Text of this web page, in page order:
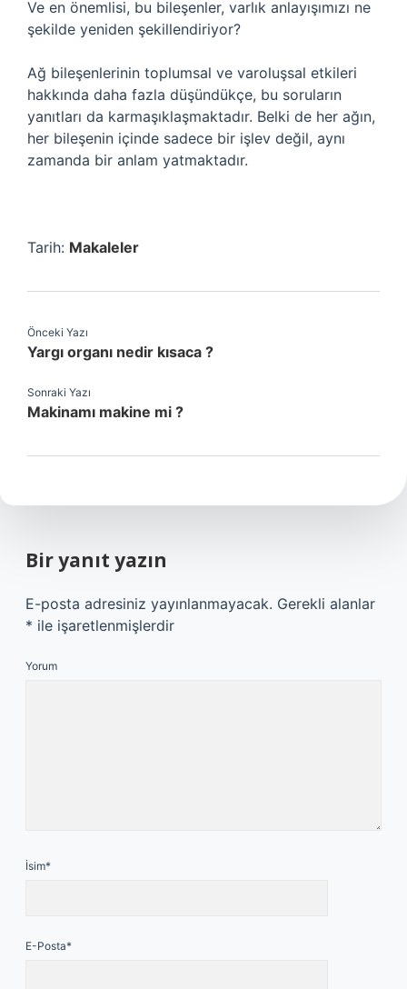
Ve en önemlisi, bu bileşenler, varlık anlayışımızı ne
şekilde yeniden şekillendiriyor?
Ağ bileşenlerinin toplumsal ve varoluşsal etkileri
hakkında daha fazla düşündükçe, bu soruların
yanıtları da karmaşıklaşmaktadır. Belki de her ağın,
her bileşenin içinde sadece bir işlev değil, aynı
zamanda bir anlam yatmaktadır.
Tarih: Makaleler
Önceki Yazı
Yargı organı nedir kısaca ?
Sonraki Yazı
Makinamı makine mi ?
Bir yanıt yazın
E-posta adresiniz yayınlanmayacak. Gerekli alanlar
* ile işaretlenmişlerdir
Yorum
İsim*
E-Posta*